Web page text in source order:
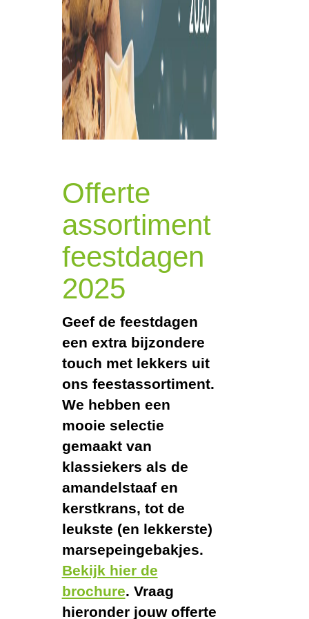
Offerte
assortiment
feestdagen
2025
Geef de feestdagen
een extra bijzondere
touch met lekkers uit
ons feestassortiment.
We hebben een
mooie selectie
gemaakt van
klassiekers als de
amandelstaaf en
kerstkrans, tot de
leukste (en lekkerste)
marsepeingebakjes.
Bekijk hier de
brochure. Vraag
hieronder jouw offerte